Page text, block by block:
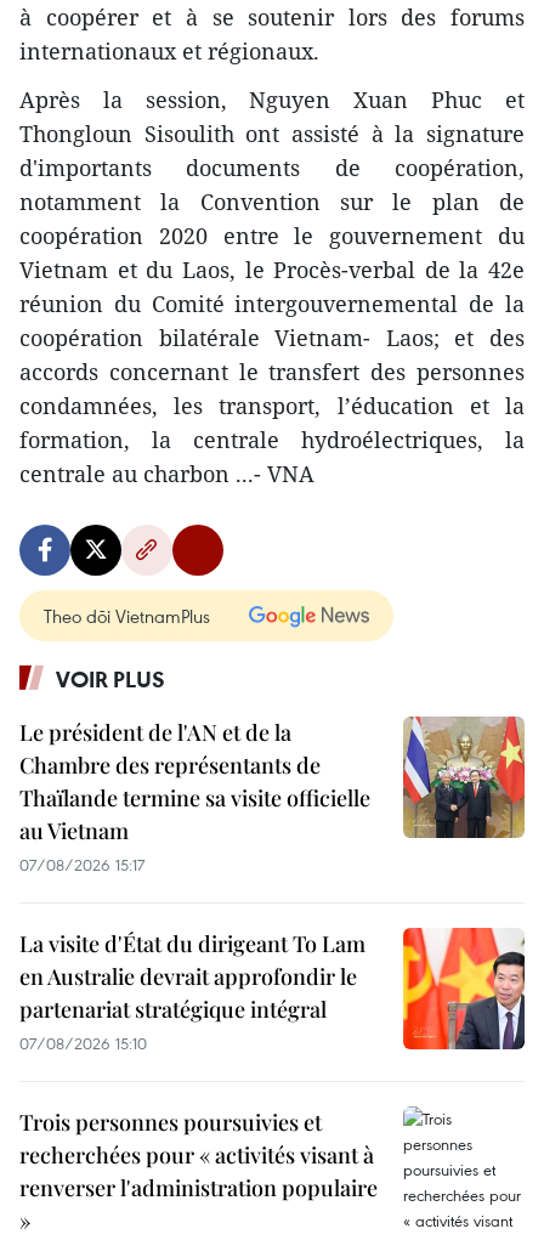
à coopérer et à se soutenir lors des forums
internationaux et régionaux.
Après la session, Nguyen Xuan Phuc et
Thongloun Sisoulith ont assisté à la signature
d'importants documents de coopération,
notamment la Convention sur le plan de
coopération 2020 entre le gouvernement du
Vietnam et du Laos, le Procès-verbal de la 42e
réunion du Comité intergouvernemental de la
coopération bilatérale Vietnam- Laos; et des
accords concernant le transfert des personnes
condamnées, les transport, l’éducation et la
formation, la centrale hydroélectriques, la
centrale au charbon ...- VNA
Theo dõi VietnamPlus
VOIR PLUS
Le président de l'AN et de la
Chambre des représentants de
Thaïlande termine sa visite officielle
au Vietnam
07/08/2026 15:17
La visite d'État du dirigeant To Lam
en Australie devrait approfondir le
partenariat stratégique intégral
07/08/2026 15:10
Trois personnes poursuivies et
recherchées pour « activités visant à
renverser l'administration populaire
»